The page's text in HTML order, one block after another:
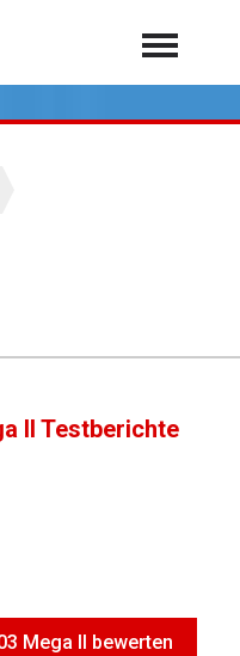
Testberichte
II Testberichte
Mega II bewerten